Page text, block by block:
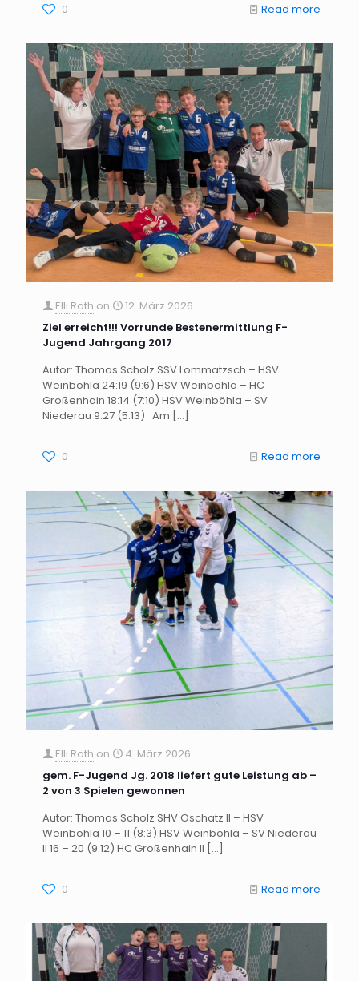
0 Read more
Elli Roth on
12. März 2026
Ziel erreicht!!! Vorrunde Bestenermittlung F-
Jugend Jahrgang 2017
Autor: Thomas Scholz SSV Lommatzsch – HSV
Weinböhla 24:19 (9:6) HSV Weinböhla – HC
Großenhain 18:14 (7:10) HSV Weinböhla – SV
Niederau 9:27 (5:13) Am […]
0 Read more
Elli Roth on
4. März 2026
gem. F-Jugend Jg. 2018 liefert gute Leistung ab –
2 von 3 Spielen gewonnen
Autor: Thomas Scholz SHV Oschatz II – HSV
Weinböhla 10 – 11 (8:3) HSV Weinböhla – SV Niederau
II 16 – 20 (9:12) HC Großenhain II […]
0 Read more